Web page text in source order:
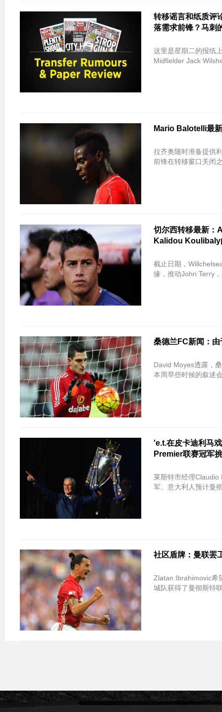
转移谣言和纸质评
落需求前锋？马刺
这里是星期二的报纸上的顶级转移相关的故
Midfielder Jack
Mario Balotelli最
拉齐奥随时准备提供
前锋在转移窗口关闭
切尔西转移最新
Kalidou Koulibaly
截止日期，
缘，推动John Terry
桑德兰FC新闻：
David Moyes透露，
本周早些时候的叙述
'e.t.在皮卡迪利马
Premier联赛冠军
莱斯特市经理Claudio
军。意大利人预计曼
社区盾牌：曼联罢
Zlatan Ibrahimovic希
城队获得了曼彻斯特